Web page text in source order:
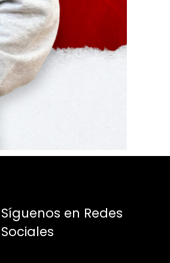
Síguenos en Redes
Sociales